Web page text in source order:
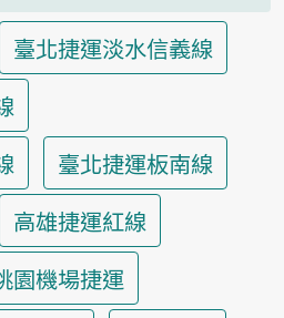
臺北捷運淡水信義線
臺北捷運板南線
高雄捷運紅線
園機場捷運